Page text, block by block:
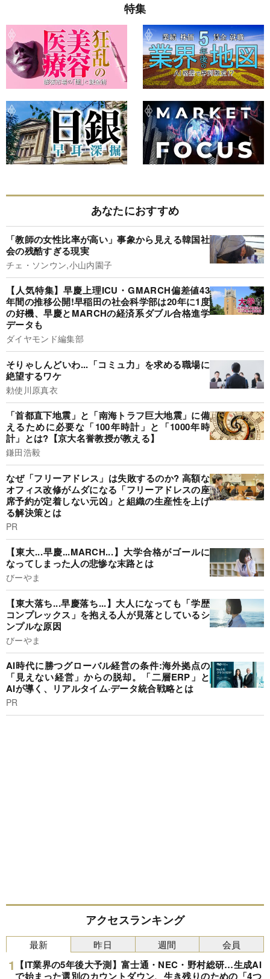
特集
あなたにおすすめ
「教師の女性比率が高い」事象から見える韓国社
会の残酷すぎる現実
チェ・ソンウン,小山内園子
【人気特集】早慶上理ICU・GMARCH偏差値43
年間の推移公開!早稲田の社会科学部は20年に1度
の好機、早慶とMARCHの経済系ダブル合格進学
データも
ダイヤモンド編集部
そりゃしんどいわ...「コミュ力」を求める職場に
絶望するワケ
勅使川原真衣
「首都直下地震」と「南海トラフ巨大地震」に備
えるために必要な「100年時計」と「1000年時
計」とは?【京大名誉教授が教える】
鎌田浩毅
なぜ「フリーアドレス」は失敗するのか? 高額な
オフィス改修がムダになる「フリーアドレスの座
席予約が定着しない元凶」と組織の生産性を上げ
る解決策とは
PR
【東大...早慶...MARCH...】大学合格がゴールに
なってしまった人の悲惨な末路とは
びーやま
【東大落ち...早慶落ち...】大人になっても「学歴
コンプレックス」を抱える人が見落としているシ
ンプルな原因
びーやま
AI時代に勝つグローバル経営の条件:海外拠点の
「見えない経営」からの脱却。「二層ERP」と
AIが導く、リアルタイム·データ統合戦略とは
PR
アクセスランキング
最新
【IT業界の5年後大予測】富士通・NEC・野村総研…生成AI
で始まった選別のカウントダウン、生き残りのための「4つ
昨日 週間 会員